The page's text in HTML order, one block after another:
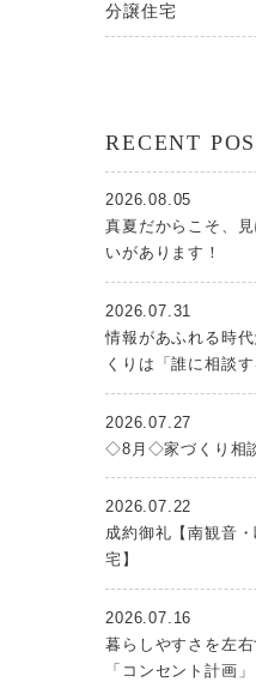
分譲住宅
RECENT
2026.08.05
真夏だからこそ、
いがあります！
2026.07.31
情報があふれる時
くりは「誰に相談
2026.07.27
◇8月◇家づくり相
2026.07.22
成約御礼【南観音
宅】
2026.07.16
暮らしやすさを左
「コンセント計画」